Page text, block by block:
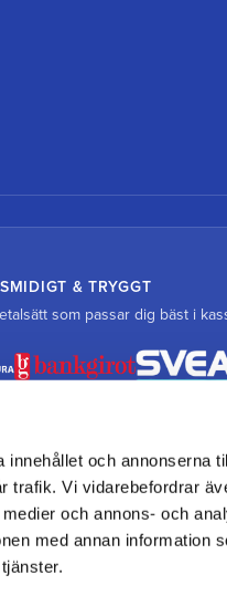
och annonserna
trafik. Vi vidarebefordrar
och annons- och
med annan information
& TRYGGT
som passar dig bäst i